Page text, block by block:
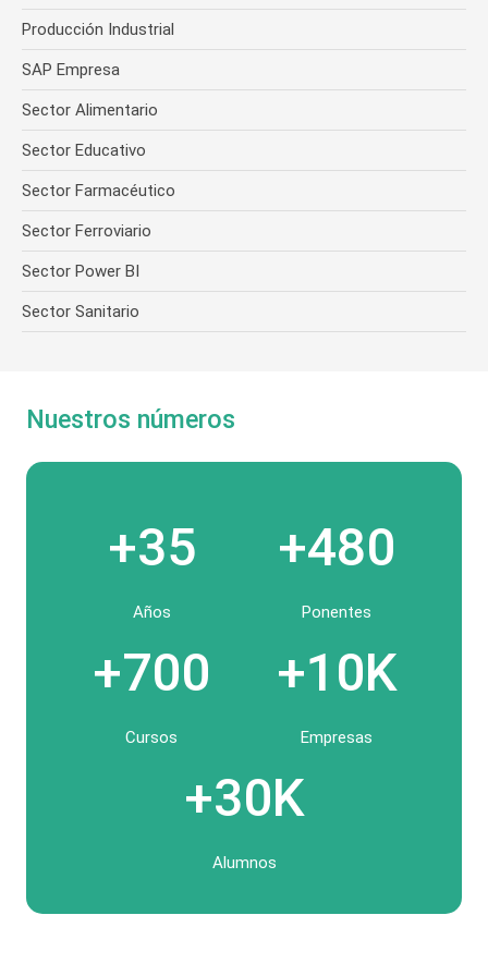
Producción Industrial
SAP Empresa
Sector Alimentario
Sector Educativo
Sector Farmacéutico
Sector Ferroviario
Sector Power BI
Sector Sanitario
Nuestros números
+35
Años
+480
Ponentes
+700
Cursos
+10K
Empresas
+30K
Alumnos